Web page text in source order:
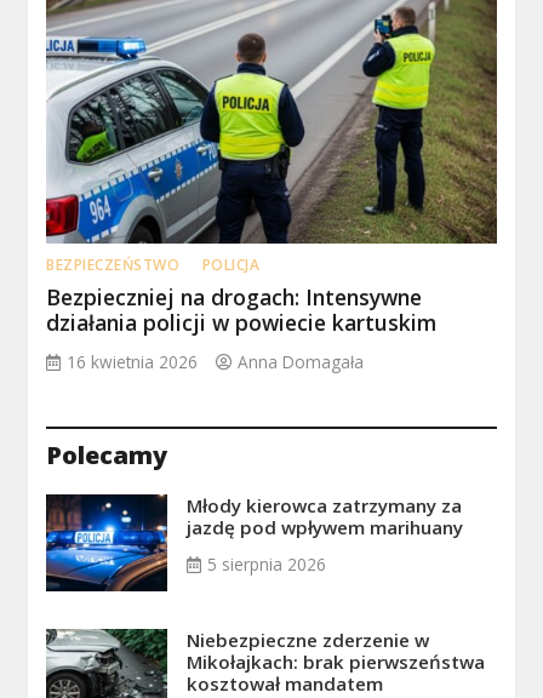
BEZPIECZEŃSTWO POLICJA
Bezpieczniej na drogach: Intensywne
działania policji w powiecie kartuskim
16 kwietnia 2026 Anna Domagała
Polecamy
Młody kierowca zatrzymany za
jazdę pod wpływem marihuany
5 sierpnia 2026
Niebezpieczne zderzenie w
Mikołajkach: brak pierwszeństwa
kosztował mandatem